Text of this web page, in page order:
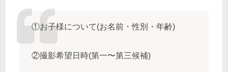
①お子様について(お名前・性別・年齢)
②撮影希望日時(第一〜第三候補)